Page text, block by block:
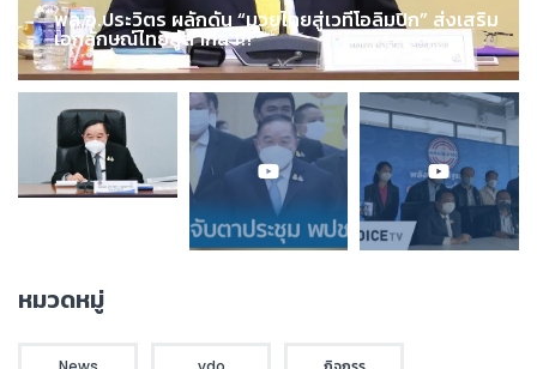
พล.อ.ประวิตร ผลักดัน “มวยไทยสู่เวทีโอลิมปิก” ส่งเสริม
เอกลักษณ์ไทยสู่สากล !!!
หมวดหมู่